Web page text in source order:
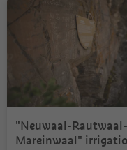
"Neuwaal-Rautwaal-
Mareinwaal"